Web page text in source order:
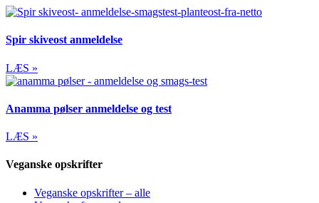
Spir skiveost anmeldelse
LÆS »
Anamma pølser anmeldelse og test
LÆS »
Veganske opskrifter
Veganske opskrifter – alle